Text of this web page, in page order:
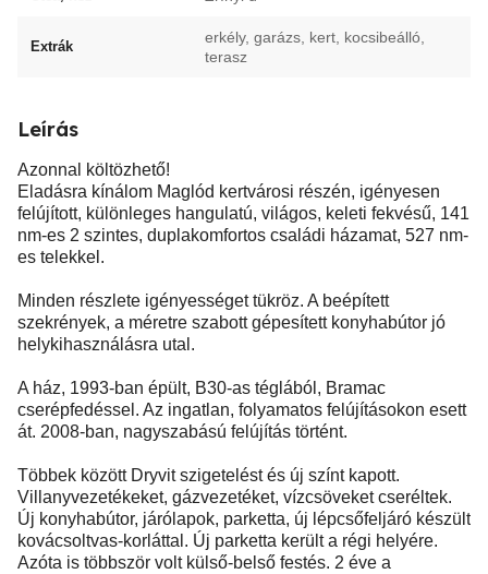
Extrák
erkély, garázs, kert, kocsibeálló,
terasz
Leírás
Azonnal költözhető!
Eladásra kínálom Maglód kertvárosi részén, igényesen
felújított, különleges hangulatú, világos, keleti fekvésű, 141
nm-es 2 szintes, duplakomfortos családi házamat, 527 nm-
es telekkel.
Minden részlete igényességet tükröz. A beépített
szekrények, a méretre szabott gépesített konyhabútor jó
helykihasználásra utal.
A ház, 1993-ban épült, B30-as téglából, Bramac
cserépfedéssel. Az ingatlan, folyamatos felújításokon esett
át. 2008-ban, nagyszabású felújítás történt.
Többek között Dryvit szigetelést és új színt kapott.
Villanyvezetékeket, gázvezetéket, vízcsöveket cseréltek.
Új konyhabútor, járólapok, parketta, új lépcsőfeljáró készült
kovácsoltvas-korláttal. Új parketta került a régi helyére.
Azóta is többször volt külső-belső festés. 2 éve a